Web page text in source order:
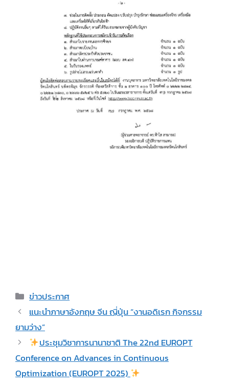
Categories
ข่าวประกาศ
แนะนำภาษาอังกฤษ จีน ญี่ปุ่น “งานอดิเรก กิจกรรม
ยามว่าง”
ประชุมวิชาการนานาชาติ The 22nd EUROPT
Conference on Advances in Continuous
Optimization (EUROPT 2025)